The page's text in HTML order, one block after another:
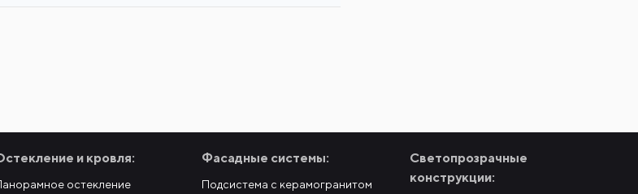
и кровля:
остекление
Фасадные системы:
Подсистема с керамогранитом
Светопрозрачные
конструкции: